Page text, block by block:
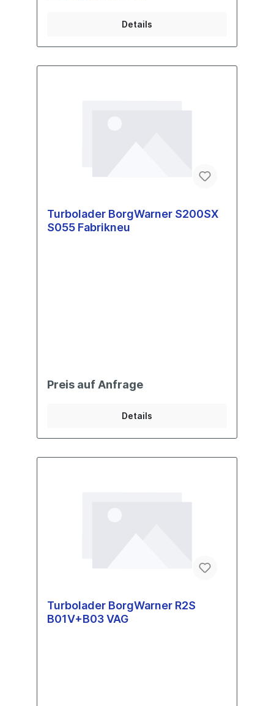
Details
Turbolader BorgWarner S200SX
S055 Fabrikneu
Preis auf Anfrage
Details
Turbolader BorgWarner R2S
B01V+B03 VAG